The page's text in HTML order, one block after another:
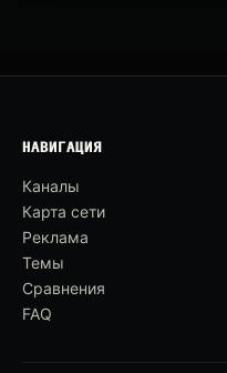
НАВИГАЦИЯ
Каналы
Карта сети
Реклама
Темы
Сравнения
FAQ